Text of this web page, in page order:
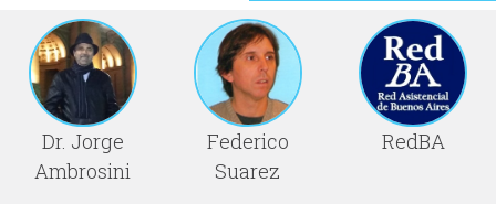
Dr. Jorge
Ambrosini
Federico
Suarez
RedBA